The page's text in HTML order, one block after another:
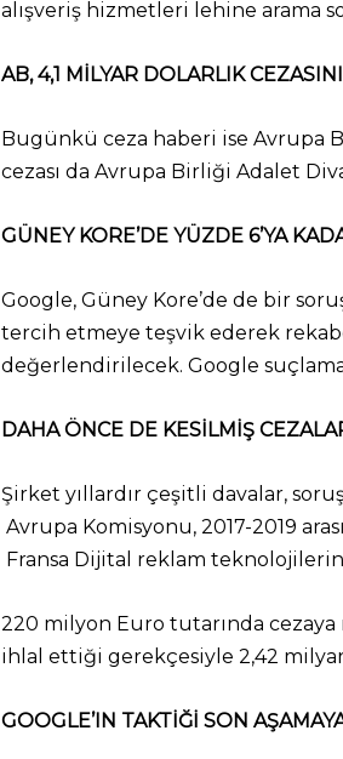
alışveriş hizmetleri lehine arama
AB, 4,1 MİLYAR DOLARLIK
Bugünkü ceza haberi ise Avrupa
cezası da Avrupa Birliği Adalet
GÜNEY KORE’DE YÜZDE 6’YA
Google, Güney Kore’de de bir
tercih etmeye teşvik ederek
değerlendirilecek. Google suçlama
DAHA ÖNCE DE KESİLMİŞ
Şirket yıllardır çeşitli davalar,
Avrupa Komisyonu, 2017-2019
Fransa Dijital reklam
220 milyon Euro tutarında
ihlal ettiği gerekçesiyle 2,42
GOOGLE’IN TAKTİĞİ SON